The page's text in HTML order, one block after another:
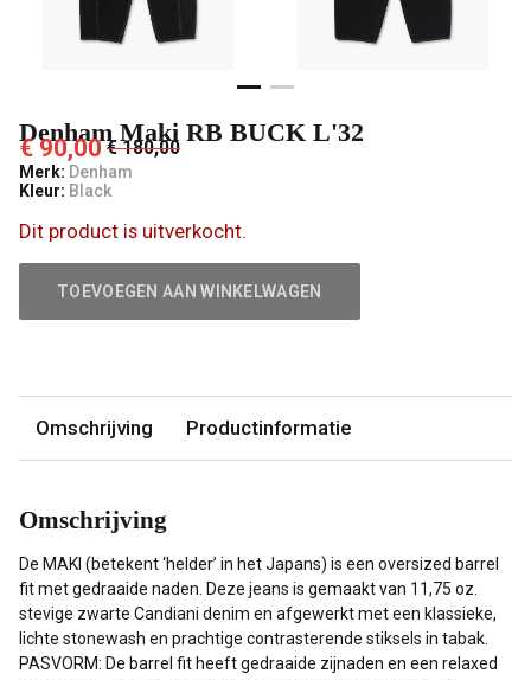
Denham Maki RB BUCK L'32
€ 90,00 € 180,00
Merk: Denham
Kleur: Black
Dit product is uitverkocht.
TOEVOEGEN AAN WINKELWAGEN
Omschrijving Productinformatie
Omschrijving
De MAKI (betekent ‘helder’ in het Japans) is een oversized barrel
fit met gedraaide naden. Deze jeans is gemaakt van 11,75 oz.
stevige zwarte Candiani denim en afgewerkt met een klassieke,
lichte stonewash en prachtige contrasterende stiksels in tabak.
PASVORM: De barrel fit heeft gedraaide zijnaden en een relaxed